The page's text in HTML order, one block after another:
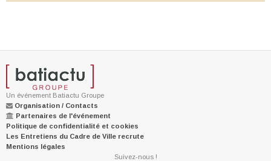
Un événement Batiactu Groupe
Organisation / Contacts
Partenaires de l'événement
Politique de confidentialité et cookies
Les Entretiens du Cadre de Ville recrute
Mentions légales
Suivez-nous !